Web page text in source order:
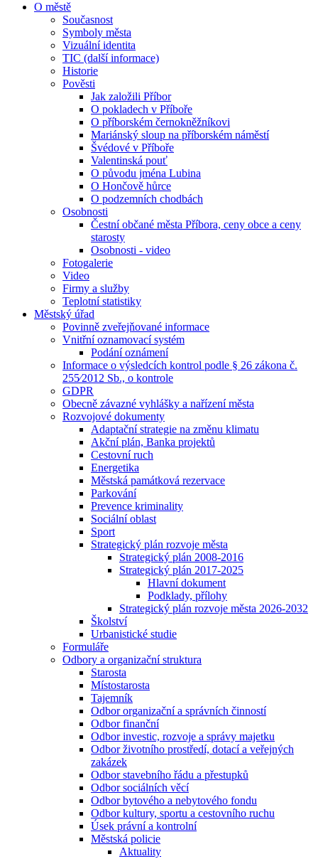
O městě
Současnost
Symboly města
Vizuální identita
TIC (další informace)
Historie
Pověsti
Jak založili Příbor
O pokladech v Příboře
O příborském černokněžníkovi
Mariánský sloup na příborském náměstí
Švédové v Příboře
Valentinská pouť
O původu jména Lubina
O Hončově hůrce
O podzemních chodbách
Osobnosti
Čestní občané města Příbora, ceny obce a ceny
starosty
Osobnosti - video
Fotogalerie
Video
Firmy a služby
Teplotní statistiky
Městský úřad
Povinně zveřejňované informace
Vnitřní oznamovací systém
Podání oznámení
Informace o výsledcích kontrol podle § 26 zákona č.
255⁄2012 Sb., o kontrole
GDPR
Obecně závazné vyhlášky a nařízení města
Rozvojové dokumenty
Adaptační strategie na změnu klimatu
Akční plán, Banka projektů
Cestovní ruch
Energetika
Městská památková rezervace
Parkování
Prevence kriminality
Sociální oblast
Sport
Strategický plán rozvoje města
Strategický plán 2008-2016
Strategický plán 2017-2025
Hlavní dokument
Podklady, přílohy
Strategický plán rozvoje města 2026-2032
Školství
Urbanistické studie
Formuláře
Odbory a organizační struktura
Starosta
Místostarosta
Tajemník
Odbor organizační a správních činností
Odbor finanční
Odbor investic, rozvoje a správy majetku
Odbor životního prostředí, dotací a veřejných
zakázek
Odbor stavebního řádu a přestupků
Odbor sociálních věcí
Odbor bytového a nebytového fondu
Odbor kultury, sportu a cestovního ruchu
Úsek právní a kontrolní
Městská policie
Aktuality